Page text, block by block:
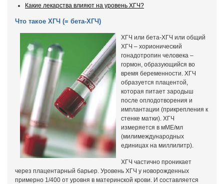
Какие лекарства влияют на уровень ХГЧ?
Что такое ХГЧ (= бета-ХГЧ)
ХГЧ или бета-ХГЧ или общий
ХГЧ – хорионический
гонадотропин человека –
гормон, образующийся во
время беременности. ХГЧ
образуется плацентой,
которая питает зародыш
после оплодотворения и
имплантации (прикрепления к
стенке матки). ХГЧ
измеряется в мМЕ/мл
(милимеждународных
единицах на миллилитр).
ХГЧ частично проникает
через плацентарный барьер. Уровень ХГЧ у новорожденных
примерно 1/400 от уровня в материнской крови. И составляется